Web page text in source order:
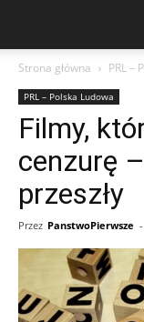
Strona główna PRL –
PRL – Polska Ludowa
Filmy,
cenzurę
przeszły
Przez PanstwoPierwsze -